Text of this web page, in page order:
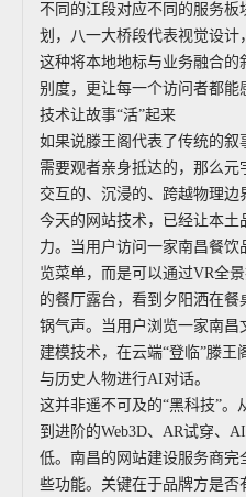
不同的江段对应不同的服务
划，八一大桥段代表视觉设计
这种将本地地标与业务融合
别度，更让每一个访问者都能
技术让故事“活”起来
如果说滕王阁代表了传统的
需要观者亲身抵达的，那么
交互的、沉浸的、跨越物理边
今天的网站技术，已经让本土
力。当用户访问一家南昌餐饮
览菜单，而是可以通过VR全
的餐厅露台，看到夕阳洒在
锅气声。当用户浏览一家南
建模技术，在云端“登临”滕
与历史人物进行AI对话。
这并非遥不可及的“黑科技”。
到进阶的Web3D、AR试穿、
低。南昌的网站建设服务商
些功能。关键在于品牌方是